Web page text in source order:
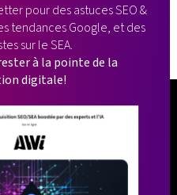
pour des astuces SEO &
tendances Google, et des
sur le SEA.
à la pointe de la
digitale!